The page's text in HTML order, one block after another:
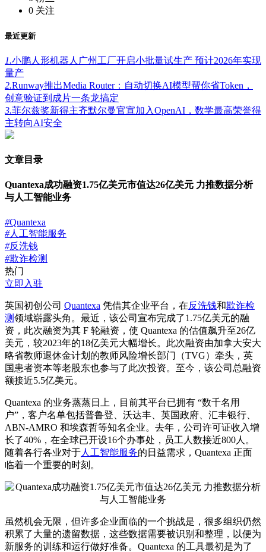
0 关注
最近更新
1.小鹏人形机器人广州工厂开启小批量试生产 预计2026年实现
量产
2.Runway推出Media Router：自动切换AI模型帮你省Token，
创意验证到成片一条龙搞定
3.菲尔兹奖新得主齐默尔曼官宣加入OpenAI，数学最高荣誉得
主转向AI安全
文章目录
Quantexa成功融资1.75亿美元市值达26亿美元 力推数据分析
与人工智能业务
#Quantexa
#人工智能服务
#反洗钱
#欺诈检测
热门
立即入驻
英国初创公司 Quantexa 凭借其企业平台，在反洗钱和欺诈检
测领域崭露头角。最近，该公司宣布完成了1.75亿美元的融
资，此次融资为其 F 轮融资，使 Quantexa 的估值飙升至26亿
美元，较2023年的18亿美元大幅增长。此次融资由加拿大安大
略省教师退休金计划的教师风险增长部门（TVG）牵头，英
国患者资本等老股东也参与了此次投资。至今，该公司总融资
额接近5.5亿美元。
Quantexa 的业务蒸蒸日上，目前其平台已拥有 “数千名用
户”，客户名单包括普鲁登、沃达丰、英国政府、汇丰银行、
ABN-AMRO 和埃森哲等知名企业。去年，公司许可证收入增
长了40%，在全球已开设16个办事处，员工人数接近800人。
随着各行各业对于人工智能服务的日益需求，Quantexa 正面
临着一个重要的时刻。
虽然机会无限，但许多企业面临的一个挑战是，很多组织仍然
积累了大量的遗留数据，这些数据需要被识别和整理，以便为
新服务的训练和运行做好准备。Quantexa 的工具最初是为了